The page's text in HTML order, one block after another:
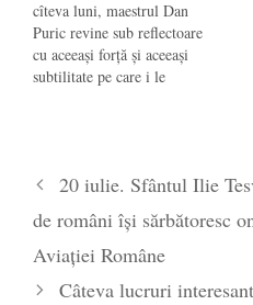
cîteva luni, maestrul Dan
Puric revine sub reflectoare
cu aceeaşi forţă şi aceeaşi
subtilitate pe care i le
izbucnire de revoltă, umor şi
ridică omul românesc…
20 iulie. Sfântul Ilie
de români îşi sărbătoresc
Aviației Române
Câteva lucruri